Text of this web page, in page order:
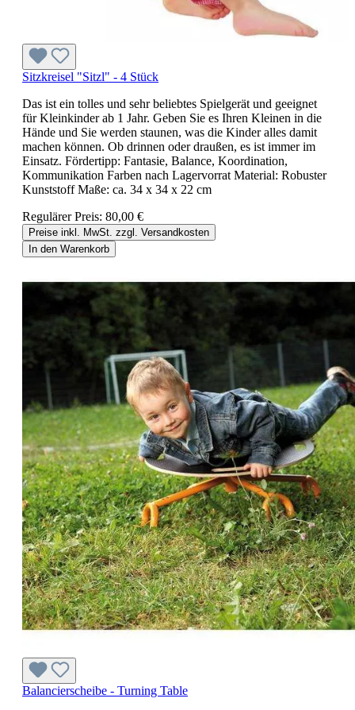
Sitzkreisel "Sitzl" - 4 Stück
Das ist ein tolles und sehr beliebtes Spielgerät und geeignet
für Kleinkinder ab 1 Jahr. Geben Sie es Ihren Kleinen in die
Hände und Sie werden staunen, was die Kinder alles damit
machen können. Ob drinnen oder draußen, es ist immer im
Einsatz. Fördertipp: Fantasie, Balance, Koordination,
Kommunikation Farben nach Lagervorrat Material: Robuster
Kunststoff Maße: ca. 34 x 34 x 22 cm
Regulärer Preis: 80,00 €
Preise inkl. MwSt. zzgl. Versandkosten
In den Warenkorb
Balancierscheibe - Turning Table